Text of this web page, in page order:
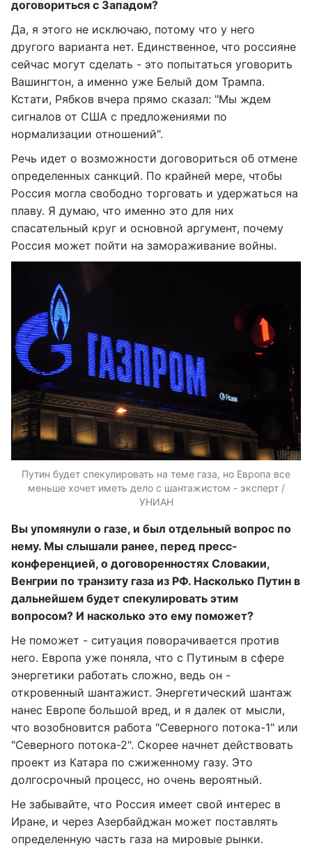
договориться с Западом?
Да, я этого не исключаю, потому что у него
другого варианта нет. Единственное, что россияне
сейчас могут сделать - это попытаться уговорить
Вашингтон, а именно уже Белый дом Трампа.
Кстати, Рябков вчера прямо сказал: "Мы ждем
сигналов от США с предложениями по
нормализации отношений".
Речь идет о возможности договориться об отмене
определенных санкций. По крайней мере, чтобы
Россия могла свободно торговать и удержаться на
плаву. Я думаю, что именно это для них
спасательный круг и основной аргумент, почему
Россия может пойти на замораживание войны.
Путин будет спекулировать на теме газа, но Европа все
меньше хочет иметь дело с шантажистом - эксперт /
УНИАН
Вы упомянули о газе, и был отдельный вопрос по
нему. Мы слышали ранее, перед пресс-
конференцией, о договоренностях Словакии,
Венгрии по транзиту газа из РФ. Насколько Путин в
дальнейшем будет спекулировать этим
вопросом? И насколько это ему поможет?
Не поможет - ситуация поворачивается против
него. Европа уже поняла, что с Путиным в сфере
энергетики работать сложно, ведь он -
откровенный шантажист. Энергетический шантаж
нанес Европе большой вред, и я далек от мысли,
что возобновится работа "Северного потока-1" или
"Северного потока-2". Скорее начнет действовать
проект из Катара по сжиженному газу. Это
долгосрочный процесс, но очень вероятный.
Не забывайте, что Россия имеет свой интерес в
Иране, и через Азербайджан может поставлять
определенную часть газа на мировые рынки.